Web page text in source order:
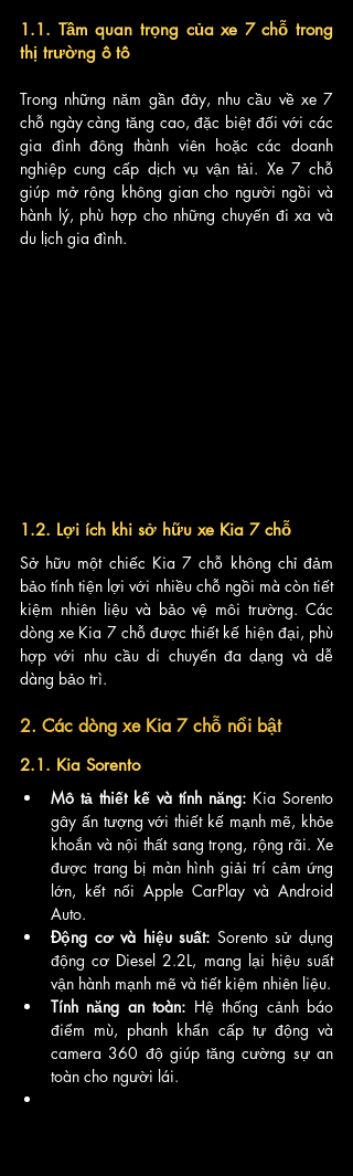
1.1. Tầm quan trọng của xe 7 chỗ trong
thị trường ô tô
Trong những năm gần đây, nhu cầu về xe 7
chỗ ngày càng tăng cao, đặc biệt đối với các
gia đình đông thành viên hoặc các doanh
nghiệp cung cấp dịch vụ vận tải. Xe 7 chỗ
giúp mở rộng không gian cho người ngồi và
hành lý, phù hợp cho những chuyến đi xa và
du lịch gia đình.
1.2. Lợi ích khi sở hữu xe Kia 7 chỗ
Sở hữu một chiếc Kia 7 chỗ không chỉ đảm
bảo tính tiện lợi với nhiều chỗ ngồi mà còn tiết
kiệm nhiên liệu và bảo vệ môi trường. Các
dòng xe Kia 7 chỗ được thiết kế hiện đại, phù
hợp với nhu cầu di chuyển đa dạng và dễ
dàng bảo trì.
2. Các dòng xe Kia 7 chỗ nổi bật
2.1. Kia Sorento
Mô tả thiết kế và tính năng: Kia Sorento
gây ấn tượng với thiết kế mạnh mẽ, khỏe
khoắn và nội thất sang trọng, rộng rãi. Xe
được trang bị màn hình giải trí cảm ứng
lớn, kết nối Apple CarPlay và Android
Auto.
Động cơ và hiệu suất: Sorento sử dụng
động cơ Diesel 2.2L, mang lại hiệu suất
vận hành mạnh mẽ và tiết kiệm nhiên liệu.
Tính năng an toàn: Hệ thống cảnh báo
điểm mù, phanh khẩn cấp tự động và
camera 360 độ giúp tăng cường sự an
toàn cho người lái.